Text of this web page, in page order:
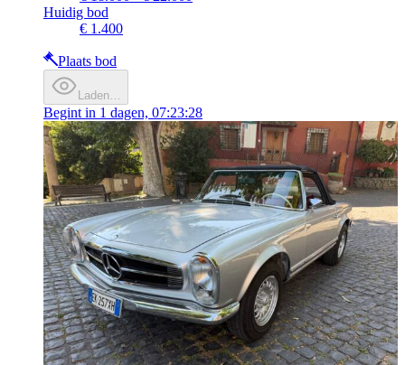
Huidig bod
€ 1.400
Plaats bod
Laden…
Begint in 1 dagen, 07:23:28